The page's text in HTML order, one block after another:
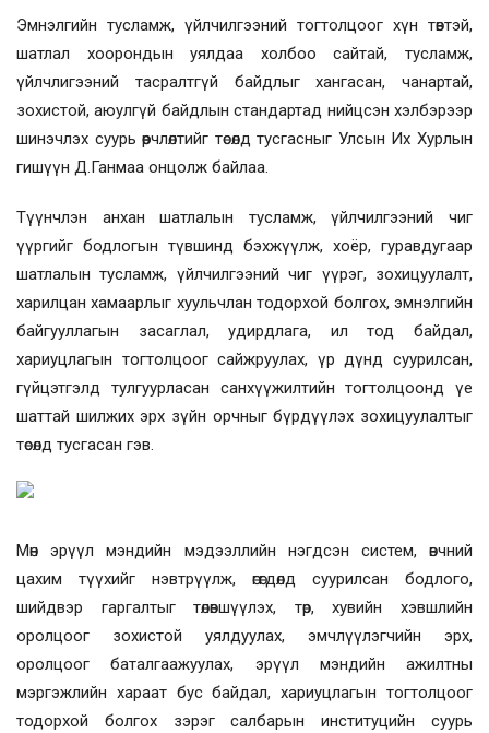
Эмнэлгийн тусламж, үйлчилгээний тогтолцоог хүн төвтэй,
шатлал хоорондын уялдаа холбоо сайтай, тусламж,
үйлчлигээний тасралтгүй байдлыг хангасан, чанартай,
зохистой, аюулгүй байдлын стандартад нийцсэн хэлбэрээр
шинэчлэх суурь өөрчлөлтийг төсөлд тусгасныг Улсын Их Хурлын
гишүүн Д.Ганмаа онцолж байлаа.
Түүнчлэн анхан шатлалын тусламж, үйлчилгээний чиг
үүргийг бодлогын түвшинд бэхжүүлж, хоёр, гуравдугаар
шатлалын тусламж, үйлчилгээний чиг үүрэг, зохицуулалт,
харилцан хамаарлыг хуульчлан тодорхой болгох, эмнэлгийн
байгууллагын засаглал, удирдлага, ил тод байдал,
хариуцлагын тогтолцоог сайжруулах, үр дүнд суурилсан,
гүйцэтгэлд тулгуурласан санхүүжилтийн тогтолцоонд үе
шаттай шилжих эрх зүйн орчныг бүрдүүлэх зохицуулалтыг
төсөлд тусгасан гэв.
Мөн эрүүл мэндийн мэдээллийн нэгдсэн систем, өвчний
цахим түүхийг нэвтрүүлж, өгөгдөлд суурилсан бодлого,
шийдвэр гаргалтыг төлөвшүүлэх, төр, хувийн хэвшлийн
оролцоог зохистой уялдуулах, эмчлүүлэгчийн эрх,
оролцоог баталгаажуулах, эрүүл мэндийн ажилтны
мэргэжлийн хараат бус байдал, хариуцлагын тогтолцоог
тодорхой болгох зэрэг салбарын институцийн суурь